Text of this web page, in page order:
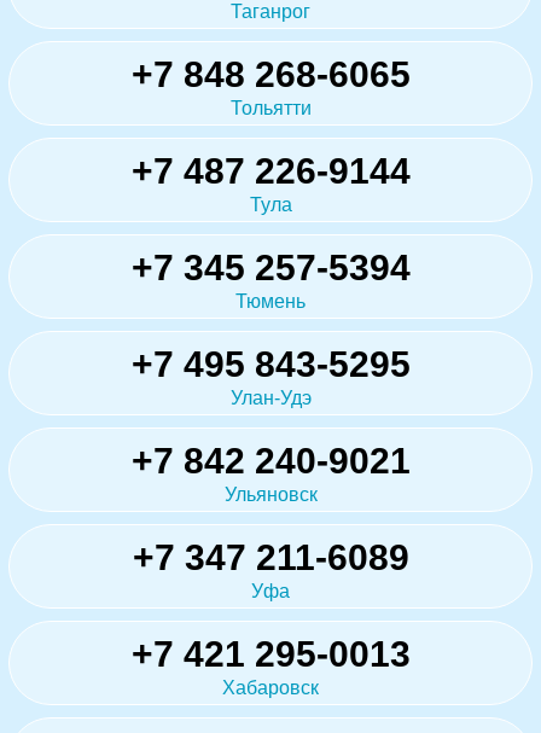
Таганрог
+7 848 268-6065
Тольятти
+7 487 226-9144
Тула
+7 345 257-5394
Тюмень
+7 495 843-5295
Улан-Удэ
+7 842 240-9021
Ульяновск
+7 347 211-6089
Уфа
+7 421 295-0013
Хабаровск